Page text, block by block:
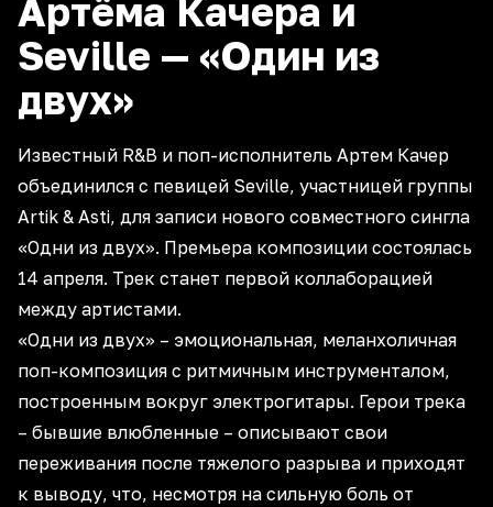
Артёма Качера и
Seville — «Один из
двух»
Известный R&B и поп-исполнитель Артем Качер
объединился с певицей Seville, участницей группы
Artik & Asti, для записи нового совместного сингла
«Одни из двух». Премьера композиции состоялась
14 апреля. Трек станет первой коллаборацией
между артистами.
«Одни из двух» – эмоциональная, меланхоличная
поп-композиция с ритмичным инструменталом,
построенным вокруг электрогитары. Герои трека
– бывшие влюбленные – описывают свои
переживания после тяжелого разрыва и приходят
к выводу, что, несмотря на сильную боль от